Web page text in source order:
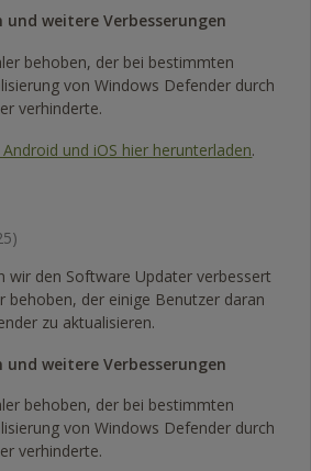
und weitere Verbesserungen
behoben, der bei bestimmten
von Windows Defender durch
verhinderte.
und iOS hier herunterladen.
wir den Software Updater verbessert
behoben, der einige Benutzer daran
zu aktualisieren.
und weitere Verbesserungen
behoben, der bei bestimmten
von Windows Defender durch
verhinderte.